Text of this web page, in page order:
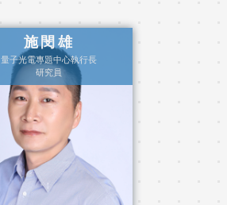
施閔雄
量子光電專題中心執行長
研究員